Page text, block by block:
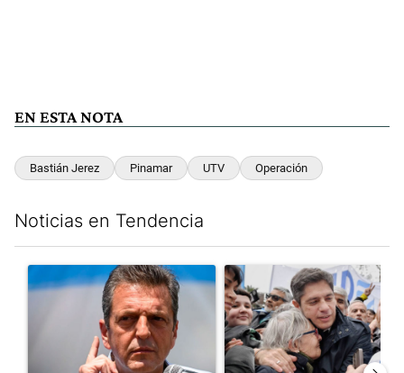
EN ESTA NOTA
Bastián Jerez Pinamar UTV Operación
Noticias en Tendencia
Un artículo de tendencia con el título "Negociaciones en el
Un artículo de tendencia con